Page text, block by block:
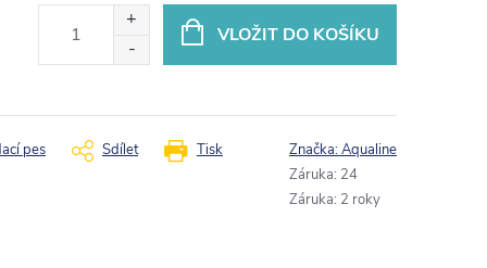
VLOŽIT DO KOŠÍKU
Tisk
pes Sdílet Značka:Aqualine
Záruka: 24
Záruka: 2 roky